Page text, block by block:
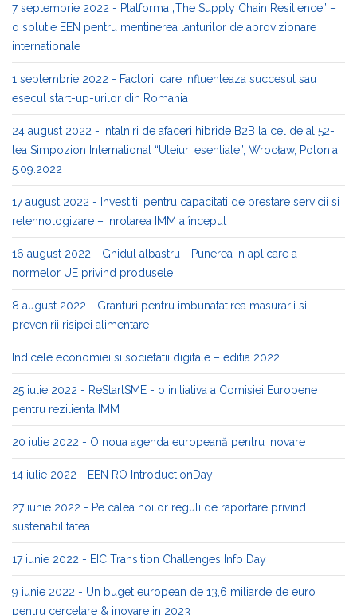
7 septembrie 2022 - Platforma „The Supply Chain Resilience” –
o solutie EEN pentru mentinerea lanturilor de aprovizionare
internationale
1 septembrie 2022 - Factorii care influenteaza succesul sau
esecul start-up-urilor din Romania
24 august 2022 - Intalniri de afaceri hibride B2B la cel de al 52-
lea Simpozion International “Uleiuri esentiale”, Wrocław, Polonia,
5.09.2022
17 august 2022 - Investitii pentru capacitati de prestare servicii si
retehnologizare – inrolarea IMM a început
16 august 2022 - Ghidul albastru - Punerea in aplicare a
normelor UE privind produsele
8 august 2022 - Granturi pentru imbunatatirea masurarii si
prevenirii risipei alimentare
Indicele economiei si societatii digitale – editia 2022
25 iulie 2022 - ReStartSME - o initiativa a Comisiei Europene
pentru rezilienta IMM
20 iulie 2022 - O noua agenda europeană pentru inovare
14 iulie 2022 - EEN RO IntroductionDay
27 iunie 2022 - Pe calea noilor reguli de raportare privind
sustenabilitatea
17 iunie 2022 - EIC Transition Challenges Info Day
9 iunie 2022 - Un buget european de 13,6 miliarde de euro
pentru cercetare & inovare in 2023